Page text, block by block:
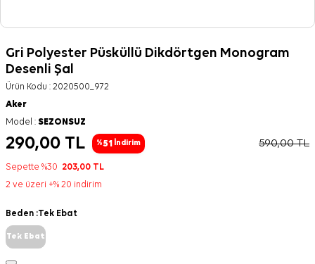
Gri Polyester Püsküllü Dikdörtgen Monogram
Desenli Şal
Ürün Kodu : 2020500_972
Aker
Model : SEZONSUZ
290,00 TL %51 İndirim 590,00TL
Sepette %30 203,00 TL
2 ve üzeri +% 20 indirim
Beden :Tek Ebat
Tek Ebat